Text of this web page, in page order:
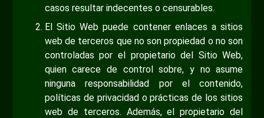
casos resultar indecentes o censurables.
El Sitio Web puede contener enlaces a sitios
web de terceros que no son propiedad o no son
controladas por el propietario del Sitio Web,
quien carece de control sobre, y no asume
ninguna responsabilidad por el contenido,
políticas de privacidad o prácticas de los sitios
web de terceros. Además, el propietario del